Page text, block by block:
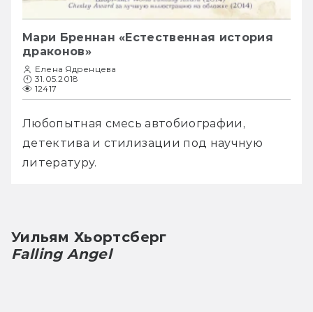
Мари Бреннан «Естественная история
драконов»
Елена Ядренцева
31.05.2018
12417
Любопытная смесь автобиографии,
детектива и стилизации под научную
литературу.
Уильям Хьортсберг
Falling Angel